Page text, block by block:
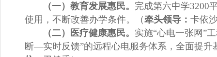
（一）教育发展惠民。 完成第六中学3200
使用，不断改善办学条件。
（牵头领导： 卡依
（二）
医疗健康惠民。 实施“心电一张网”
断—实时反馈”的远程心电服务体系，全面提